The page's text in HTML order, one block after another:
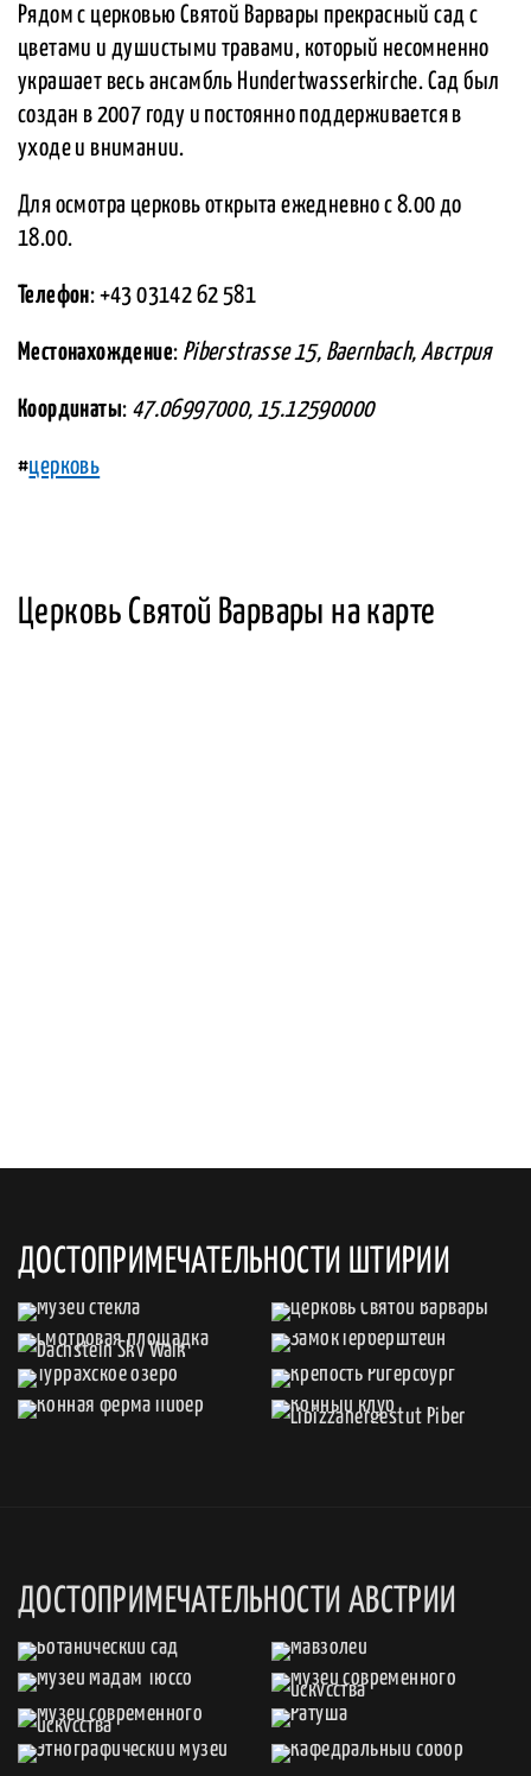
Рядом с церковью Святой Варвары прекрасный сад с
цветами и душистыми травами, который несомненно
украшает весь ансамбль Hundertwasserkirche. Сад был
создан в 2007 году и постоянно поддерживается в
уходе и внимании.
Для осмотра церковь открыта ежедневно с 8.00 до
18.00.
Телефон: +43 03142 62 581
Местонахождение: Piberstrasse 15, Baernbach, Австрия
Координаты: 47.06997000, 15.12590000
#церковь
Церковь Святой Варвары на карте
ДОСТОПРИМЕЧАТЕЛЬНОСТИ ШТИРИИ
ДОСТОПРИМЕЧАТЕЛЬНОСТИ АВСТРИИ